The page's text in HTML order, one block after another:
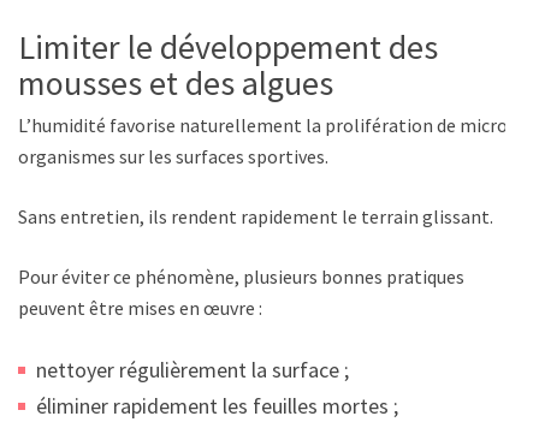
Limiter le développement des
mousses et des algues
L’humidité favorise naturellement la prolifération de micro-
organismes sur les surfaces sportives.
Sans entretien, ils rendent rapidement le terrain glissant.
Pour éviter ce phénomène, plusieurs bonnes pratiques
peuvent être mises en œuvre :
nettoyer régulièrement la surface ;
éliminer rapidement les feuilles mortes ;